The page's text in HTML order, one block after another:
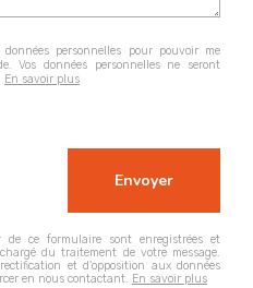
personnelles pour pouvoir me
Vos données personnelles ne seront
En savoir plus
ce formulaire sont enregistrées et
du traitement de votre message.
et d'opposition aux données
en nous contactant. En savoir plus